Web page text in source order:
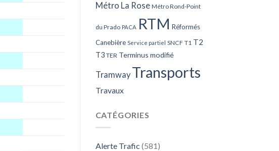
Métro La Rose Métro Rond-Point
du Prado PACA RTM Réformés
Canebière Service partiel SNCF T1 T2
T3 TER Terminus modifié
Tramway Transports
Travaux
CATÉGORIES
Alerte Trafic (581)